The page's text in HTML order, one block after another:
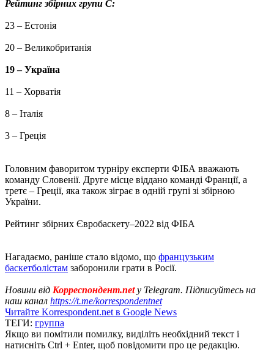
Рейтинг збірних групи С:
23 – Естонія
20 – Великобританія
19 – Україна
11 – Хорватія
8 – Італія
3 – Греція
Головним фаворитом турніру експерти ФІБА вважають
команду Словенії. Друге місце віддано команді Франції, а
третє – Греції, яка також зіграє в одній групі зі збірною
України.
Рейтинг збірних Євробаскету–2022 від ФІБА
Нагадаємо, раніше стало відомо, що французьким
баскетболістам заборонили грати в Росії.
Новини від Корреспондент.netу Telegram. Підписуйтесь на
наш канал https://t.me/korrespondentnet
Читайте Korrespondent.net в Google News
ТЕГИ: группа
Якщо ви помітили помилку, виділіть необхідний текст і
натисніть Ctrl + Enter, щоб повідомити про це редакцію.